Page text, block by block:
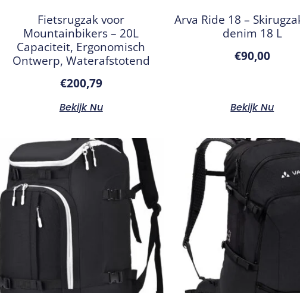
Fietsrugzak voor
Mountainbikers – 20L
Capaciteit, Ergonomisch
Ontwerp, Waterafstotend
€200,79
Bekijk Nu
Arva Ride 18 –
denim 18 L
€90,00
Bekijk Nu